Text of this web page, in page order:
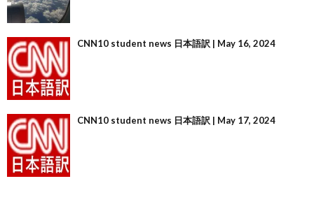
CNN10 student news 日本語訳 | May 16, 2024
CNN10 student news 日本語訳 | May 17, 2024